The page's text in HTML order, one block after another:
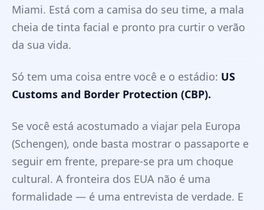
Miami. Está com a camisa do seu time, a mala
cheia de tinta facial e pronto pra curtir o verão
da sua vida.
Só tem uma coisa entre você e o estádio: US
Customs and Border Protection (CBP).
Se você está acostumado a viajar pela Europa
(Schengen), onde basta mostrar o passaporte e
seguir em frente, prepare-se pra um choque
cultural. A fronteira dos EUA não é uma
formalidade — é uma entrevista de verdade. E